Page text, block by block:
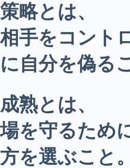
策略とは、
相手をコント
に自分を偽る
成熟とは、
場を守るため
方を選ぶこと。